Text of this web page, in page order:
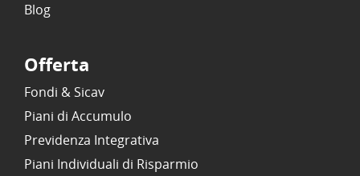
Blog
Offerta
Fondi & Sicav
Piani di Accumulo
Previdenza Integrativa
Piani Individuali di Risparmio